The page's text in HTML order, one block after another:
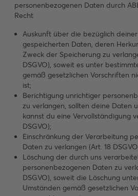
personenbezogenen Daten durch
Recht
Auskunft über die bezüglich
gespeicherten Daten, deren
Zweck der Speicherung zu
DSGVO), soweit es unter
gemäß gesetzlichen Vorschriften
ist;
Berichtigung unrichtiger
zu verlangen, sollten deine Daten
kannst du eine Vervollständigung
DSGVO);
Einschränkung der Verarbeitung
Daten zu verlangen (Art. 18
Löschung der durch uns
personenbezogenen Daten zu
DSGVO), soweit die Löschung
Umständen gemäß gesetzlichen